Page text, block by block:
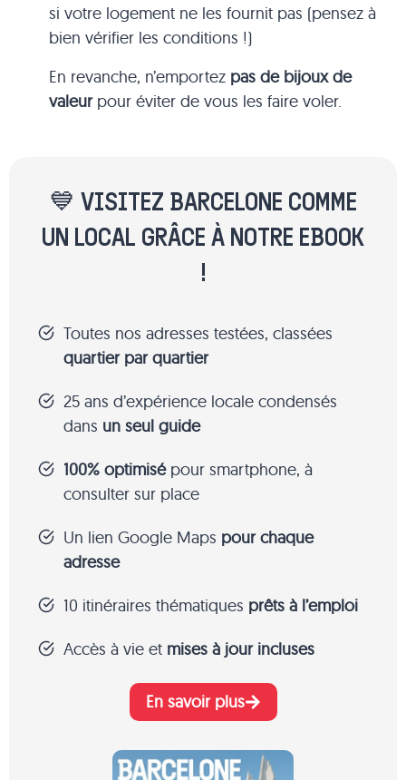
si votre logement ne les fournit pas (pensez à
bien vérifier les conditions !)
En revanche, n’emportez pas de bijoux de
valeurpour éviter de vous les faire voler.
💙 VISITEZ BARCELONE COMME
UN LOCAL GRÂCE À NOTRE EBOOK
!
Toutes nos adresses testées, classées
quartier par quartier
25 ans d’expérience locale condensés
dans un seul guide
100% optimisépour smartphone, à
consulter sur place
Un lien Google Maps pour chaque
adresse
10 itinéraires thématiques prêts à l’emploi
Accès à vie et mises à jour incluses
En savoir plus